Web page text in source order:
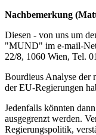
Nachbemerkung
Diesen - von uns um
"MUND" im e-mail-
22/8, 1060 Wien, Tel.
Bourdieus Analyse der
der EU-Regierungen
Jedenfalls könnten
ausgegrenzt werden.
Regierungspolitik,